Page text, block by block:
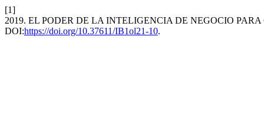
[1]
2019. EL PODER DE LA INTELIGENCIA DE NEGOCIO
DOI:https://doi.org/10.37611/IB1ol21-10.